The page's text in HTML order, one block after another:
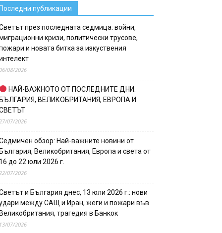
публикации
през последната седмица: войни,
кризи, политически трусове,
и новата битка за изкуствения
08/2026
НАЙ-ВАЖНОТО ОТ ПОСЛЕДНИТЕ ДНИ:
ВЕЛИКОБРИТАНИЯ, ЕВРОПА И
07/2026
обзор: Най-важните новини от
Великобритания, Европа и света от
до 22 юли 2026 г.
07/2026
и България днес, 13 юли 2026 г.: нови
между САЩ и Иран, жеги и пожари във
трагедия в Банкок
07/2026